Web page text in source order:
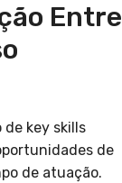
Entre
de key skills
de
de atuação.